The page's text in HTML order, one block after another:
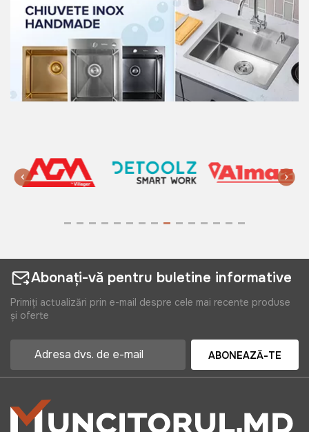
385 lei
220 lei
Abonați-vă pentru buletine informative
Primiți actualizări prin e-mail despre cele mai recente produse
și oferte
ABONEAZĂ-TE